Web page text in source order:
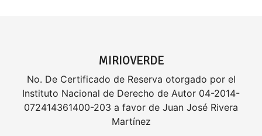
MIRIOVERDE
No. De Certificado de Reserva otorgado por el
Instituto Nacional de Derecho de Autor 04-2014-
072414361400-203 a favor de Juan José Rivera
Martínez